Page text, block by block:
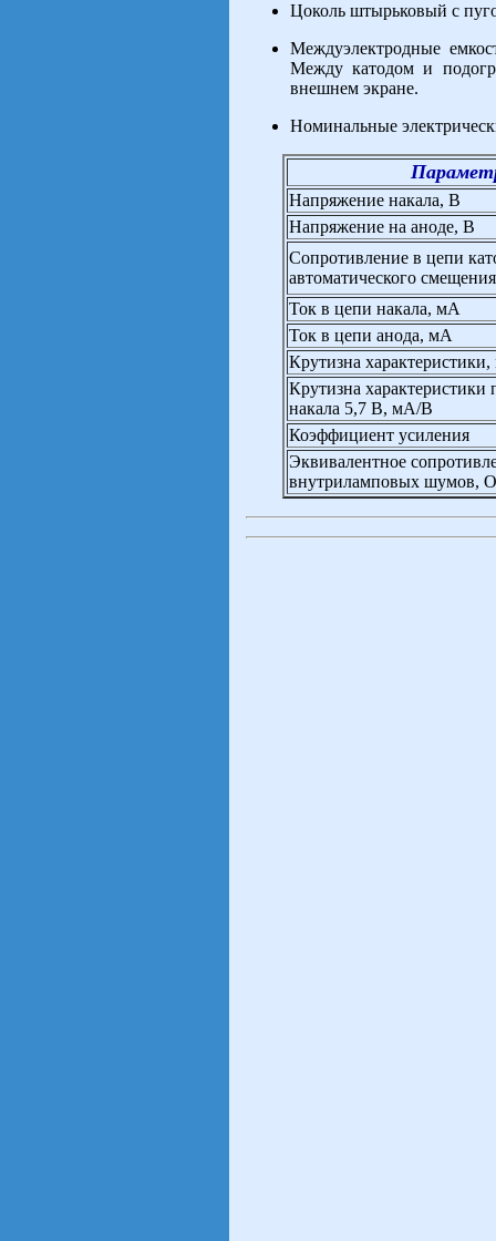
Цоколь штырьковый с
Междуэлектродные
Между катодом и
внешнем экране.
Номинальные
Напряжение накала, В
Напряжение на аноде, В
Сопротивление в цепи
автоматического
Ток в цепи накала, мА
Ток в цепи анода, мА
Крутизна
Крутизна
накала 5,7 В, мА/В
Коэффициент усиления
Эквивалентное
внутриламповых шумов,